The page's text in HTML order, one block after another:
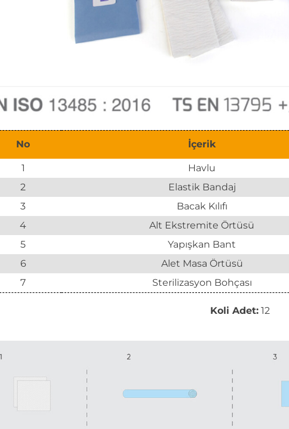
No İçerik
1 Havlu
2
Elastik Bandaj
3
Bacak Kılıfı
4
Alt Ekstremite Örtüsü
5
Yapışkan Bant
6
Alet Masa Örtüsü
7
Sterilizasyon Bohçası
Koli Adet: 12